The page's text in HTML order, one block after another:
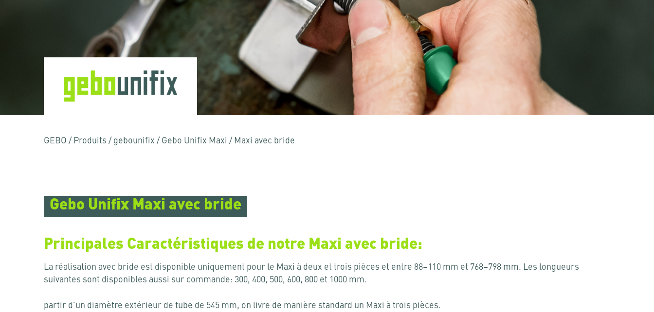
GEBO / Produits / gebounifix / Gebo Unifix Maxi / Maxi avec bride
Gebo Unifix Maxi avec bride
Principales Caractéristiques de notre Maxi avec bride:
La réalisation avec bride est disponible uniquement pour le Maxi à deux et trois pièces et entre 88–110 mm et 768–798 mm. Les longueurs
suivantes sont disponibles aussi sur commande: 300, 400, 500, 600, 800 et 1000 mm.
partir d’un diamètre extérieur de tube de 545 mm, on livre de manière standard un Maxi à trois pièces.